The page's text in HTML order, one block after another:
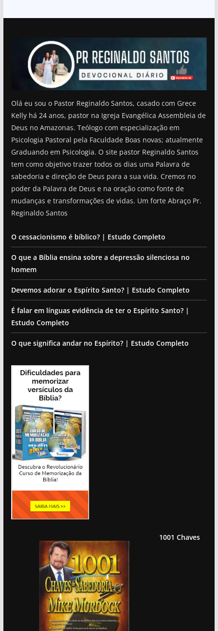
Olá eu sou o Pastor Reginaldo Santos, casado com Grece
Kelly há 24 anos, pastor na Igreja Evangélica Assembleia de
Deus no Amazonas. Teólogo com especialização em
Psicologia Pastoral pela Faculdade Boas novas; atualmente
Graduando em Psicologia. O site pastor Reginaldo Santos
tem como objetivo trazer todos os dias uma Palavra de
sabedoria e direção de Deus para a sua vida. Cremos no
poder da Palavra de Deus e na oração como fonte de
mudanças e transformações de vidas. Um forte Abraço Pr.
Reginaldo Santos
O cessacionismo é bíblico? | Estudo Completo
O que a Bíblia ensina sobre a depressão silenciosa no
homem
Devemos adorar o Espírito Santo? | Estudo Completo
É falar em línguas evidência de ter o Espírito Santo? |
Estudo Completo
O que significa andar no Espírito? | Estudo Completo
1001 Chaves